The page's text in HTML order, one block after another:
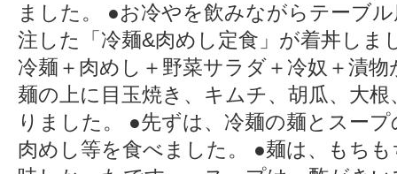
ました。 ●お冷やを飲みながらテーブ
注した「冷麺&肉めし定食」が着丼しま
冷麺＋肉めし＋野菜サラダ＋冷奴＋漬
麺の上に目玉焼き、キムチ、胡瓜、大
りました。 ●先ずは、冷麺の麺とスー
肉めし等を食べました。 ●麺は、もち